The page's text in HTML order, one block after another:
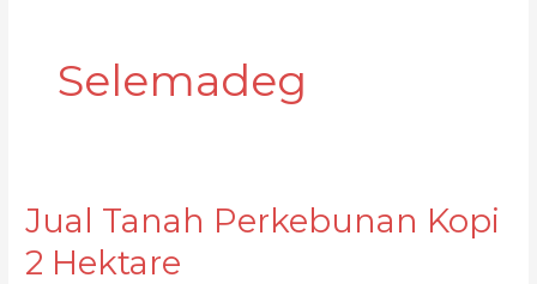
Selemadeg
Jual Tanah Perkebunan Kopi
2 Hektare
Jual
Perkebunan